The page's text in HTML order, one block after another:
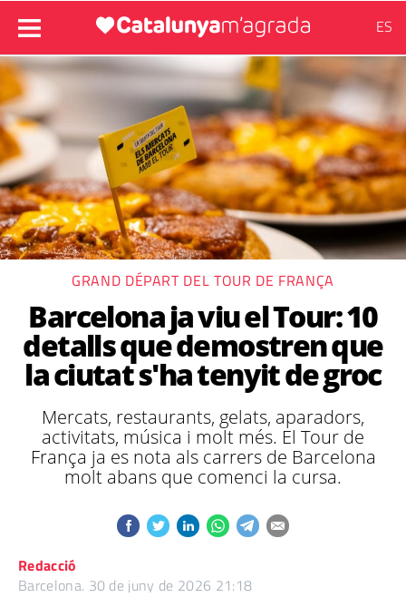
ES
GRAND DÉPART DEL TOUR DE FRANÇA
Barcelona ja viu el Tour: 10
detalls que demostren que
la ciutat s'ha tenyit de groc
Mercats, restaurants, gelats, aparadors,
activitats, música i molt més. El Tour de
França ja es nota als carrers de Barcelona
molt abans que comenci la cursa.
Redacció
Barcelona. 30 de juny de 2026 21:18